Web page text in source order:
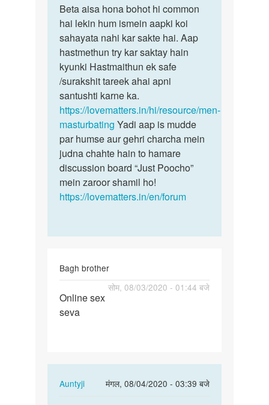
to
Main
sex
karma
chahta
hu
by
Ashok
Beta
aisa
hona
bohot
hi…
Beta aisa hona bohot hi common
hai lekin hum ismein aapki koi
sahayata nahi kar sakte hai. Aap
hastmethun try kar saktay hain
kyunki Hastmaithun ek safe
/surakshit tareek ahai apni
santushti karne ka.
https://lovematters.in/hi/resource/men-
masturbating Yadi aap is mudde
par humse aur gehri charcha mein
judna chahte hain to hamare
discussion board “Just Poocho”
mein zaroor shamil ho!
https://lovematters.in/en/forum
Bagh brother
सोम, 08/03/2020 - 01:44 बजे
Online
sex
Online sex
seva
Auntyji
मंगल, 08/04/2020 - 03:39 बजे
In